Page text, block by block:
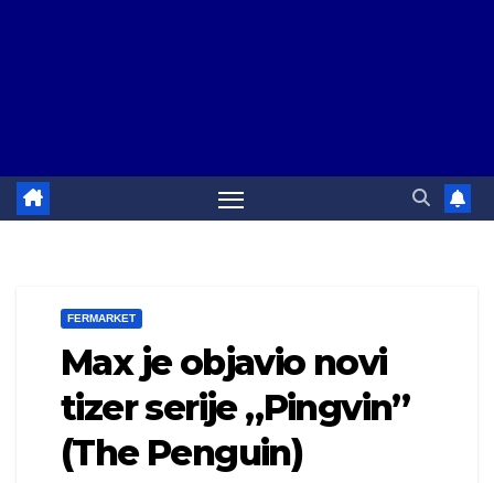
FERMARKET
Max je objavio novi
tizer serije „Pingvin”
(The Penguin)